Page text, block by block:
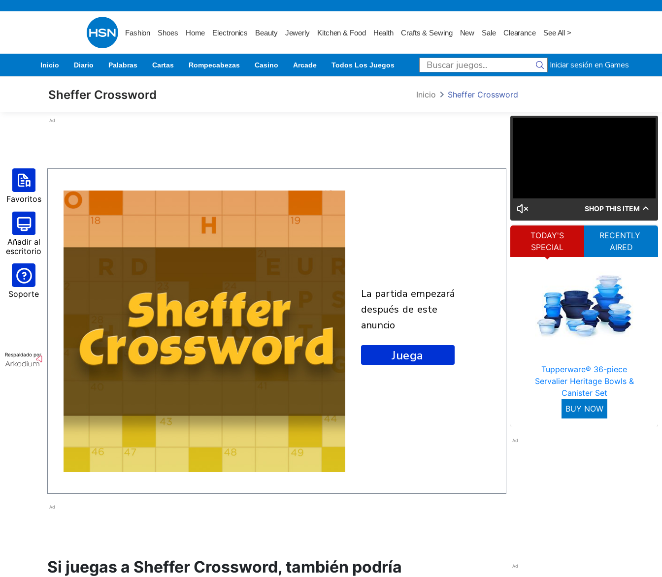
Fashion Shoes Home Electronics Beauty Jewerly Kitchen & Food Health Crafts & Sewing New Sale Clearance See All >
Inicio Diario Palabras Cartas Rompecabezas Casino Arcade Todos Los Juegos Iniciar sesión en Games
Sheffer Crossword Inicio Sheffer Crossword
Ad
Favoritos
Añadir al
escritorio
Soporte
Respaldado por
la partida empezará
después de este
anuncio
Juega
Ad
Si juegas a Sheffer Crossword, también podría
SHOP THIS ITEM
TODAY'S
SPECIAL
RECENTLY
AIRED
Tupperware® 36-piece
Servalier Heritage Bowls &
Canister Set
BUY NOW
Ad
Ad